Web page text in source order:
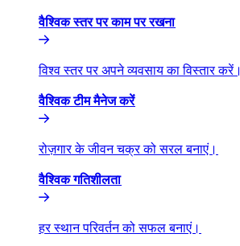
वैश्विक स्तर पर काम पर रखना​​
विश्व स्तर पर अपने व्यवसाय का विस्तार करें।​​
वैश्विक टीम मैनेज करें​​
रोज़गार के जीवन चक्र को सरल बनाएं।​​
वैश्विक गतिशीलता​​
हर स्थान परिवर्तन को सफल बनाएं।​​